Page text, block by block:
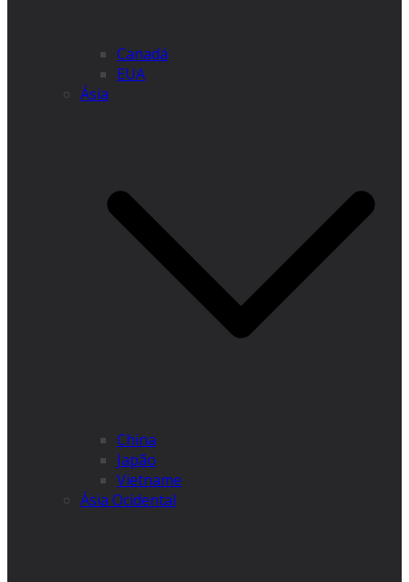
Canadá
EUA
Ásia
China
Japão
Vietname
Ásia Ocidental